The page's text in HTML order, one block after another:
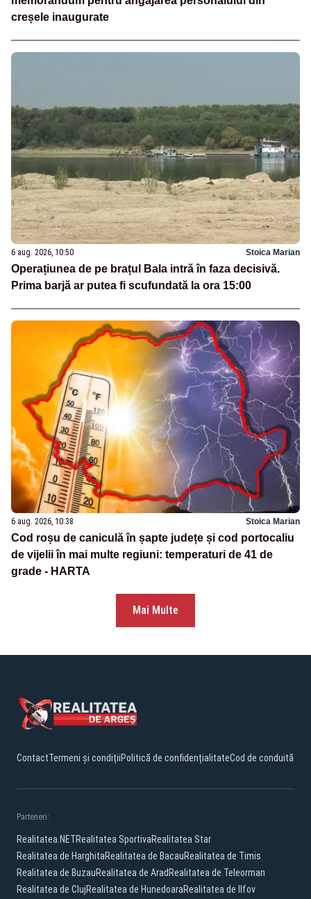
creșele inaugurate
6 aug. 2026, 10:50 Stoica Marian
Operațiunea de pe brațul Bala intră în faza decisivă.
Prima barjă ar putea fi scufundată la ora 15:00
6 aug. 2026, 10:38 Stoica Marian
Cod roșu de caniculă în șapte județe și cod portocaliu
de vijelii în mai multe regiuni: temperaturi de 41 de
grade - HARTA
Mai Multe
ContactTermeni și condițiiPolitică de confidențialitateCod de conduită
Parteneri:
Realitatea.NETRealitatea SportivaRealitatea Star
Realitatea de HarghitaRealitatea de BacauRealitatea de Timis
Realitatea de BuzauRealitatea de Arad Realitatea de Teleorman
Realitatea de ClujRealitatea de HunedoaraRealitatea de Ilfov